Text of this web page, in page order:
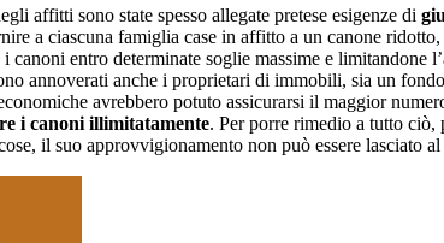
affitti sono state spesso allegate pretese esigenze di
a ciascuna famiglia case in affitto a un canone
i canoni entro determinate soglie massime e
annoverati anche i proprietari di immobili, sia un
avrebbero potuto assicurarsi il maggior
i canoni illimitatamente. Per porre rimedio a tutto ciò,
il suo approvvigionamento non può essere lasciato